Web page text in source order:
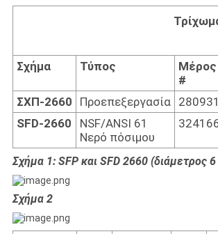
Σχήμα Τύπος
Μέρος
#
ΣΧΠ-2660 Προεπεξεργασία 280931
SFD-2660
NSF/ANSI 61
Νερό πόσιμου
Σχήμα 1: SFP και SFD 2660 (διάμετρος 6
Σχήμα 2